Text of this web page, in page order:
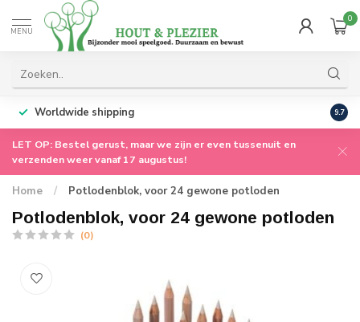
MENU
0
Worldwide shipping 9.7
LET OP: Bestel gerust, maar we zijn er even tussenuit en
verzenden weer vanaf 17 augustus!
Home / Potlodenblok, voor 24 gewone potloden
Potlodenblok, voor 24 gewone potloden
(0)